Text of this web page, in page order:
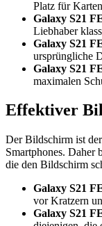
Platz für Karten
Galaxy S21
Liebhaber
Galaxy S21
ursprüngliche
Galaxy S21
maximalen
Effektiver
Der Bildschirm ist
Smartphones. Daher
die den Bildschirm
Galaxy S21
vor Kratzern
Galaxy S21